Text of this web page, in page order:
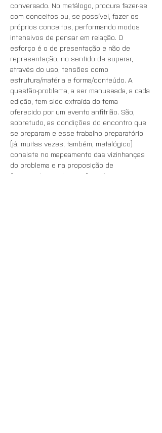
conversado. No metálogo, procura fazer-se
com conceitos ou, se possível, fazer os
próprios conceitos, performando modos
intensivos de pensar em relação. O
esforço é o de presentação e não de
representação, no sentido de superar,
através do uso, tensões como
estrutura/matéria e forma/conteúdo. A
questão-problema, a ser manuseada, a cada
edição, tem sido extraída do tema
oferecido por um evento anfitrião. São,
sobretudo, as condições do encontro que
se preparam e esse trabalho preparatório
(já, muitas vezes, também, metalógico)
consiste no mapeamento das vizinhanças
do problema e na proposição de
ferramentas, materiais, formatos ou